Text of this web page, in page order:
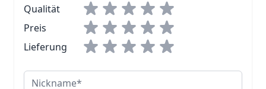
Qualität
Preis
Lieferung
Nickname